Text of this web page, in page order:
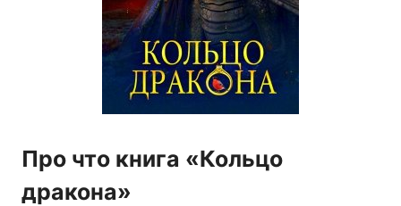
Про что книга «Кольцо
дракона»